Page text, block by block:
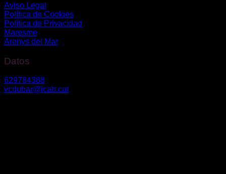
Aviso Legal
Política de Cookies
Política de Privacidad
Maresme
Arenys del Mar
Datos
629784388
vcdubar@icab.cat